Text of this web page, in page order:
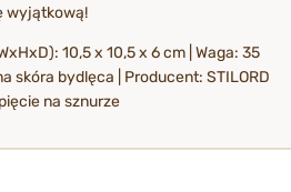
wyjątkową!
10,5 x 10,5 x 6 cm | Waga: 35
skóra bydlęca | Producent: STILORD
na sznurze